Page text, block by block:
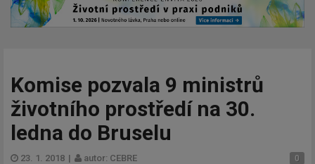
Komise pozvala 9 ministrů
životního prostředí na 30.
ledna do Bruselu
23. 1. 2018 | autor: CEBRE 0